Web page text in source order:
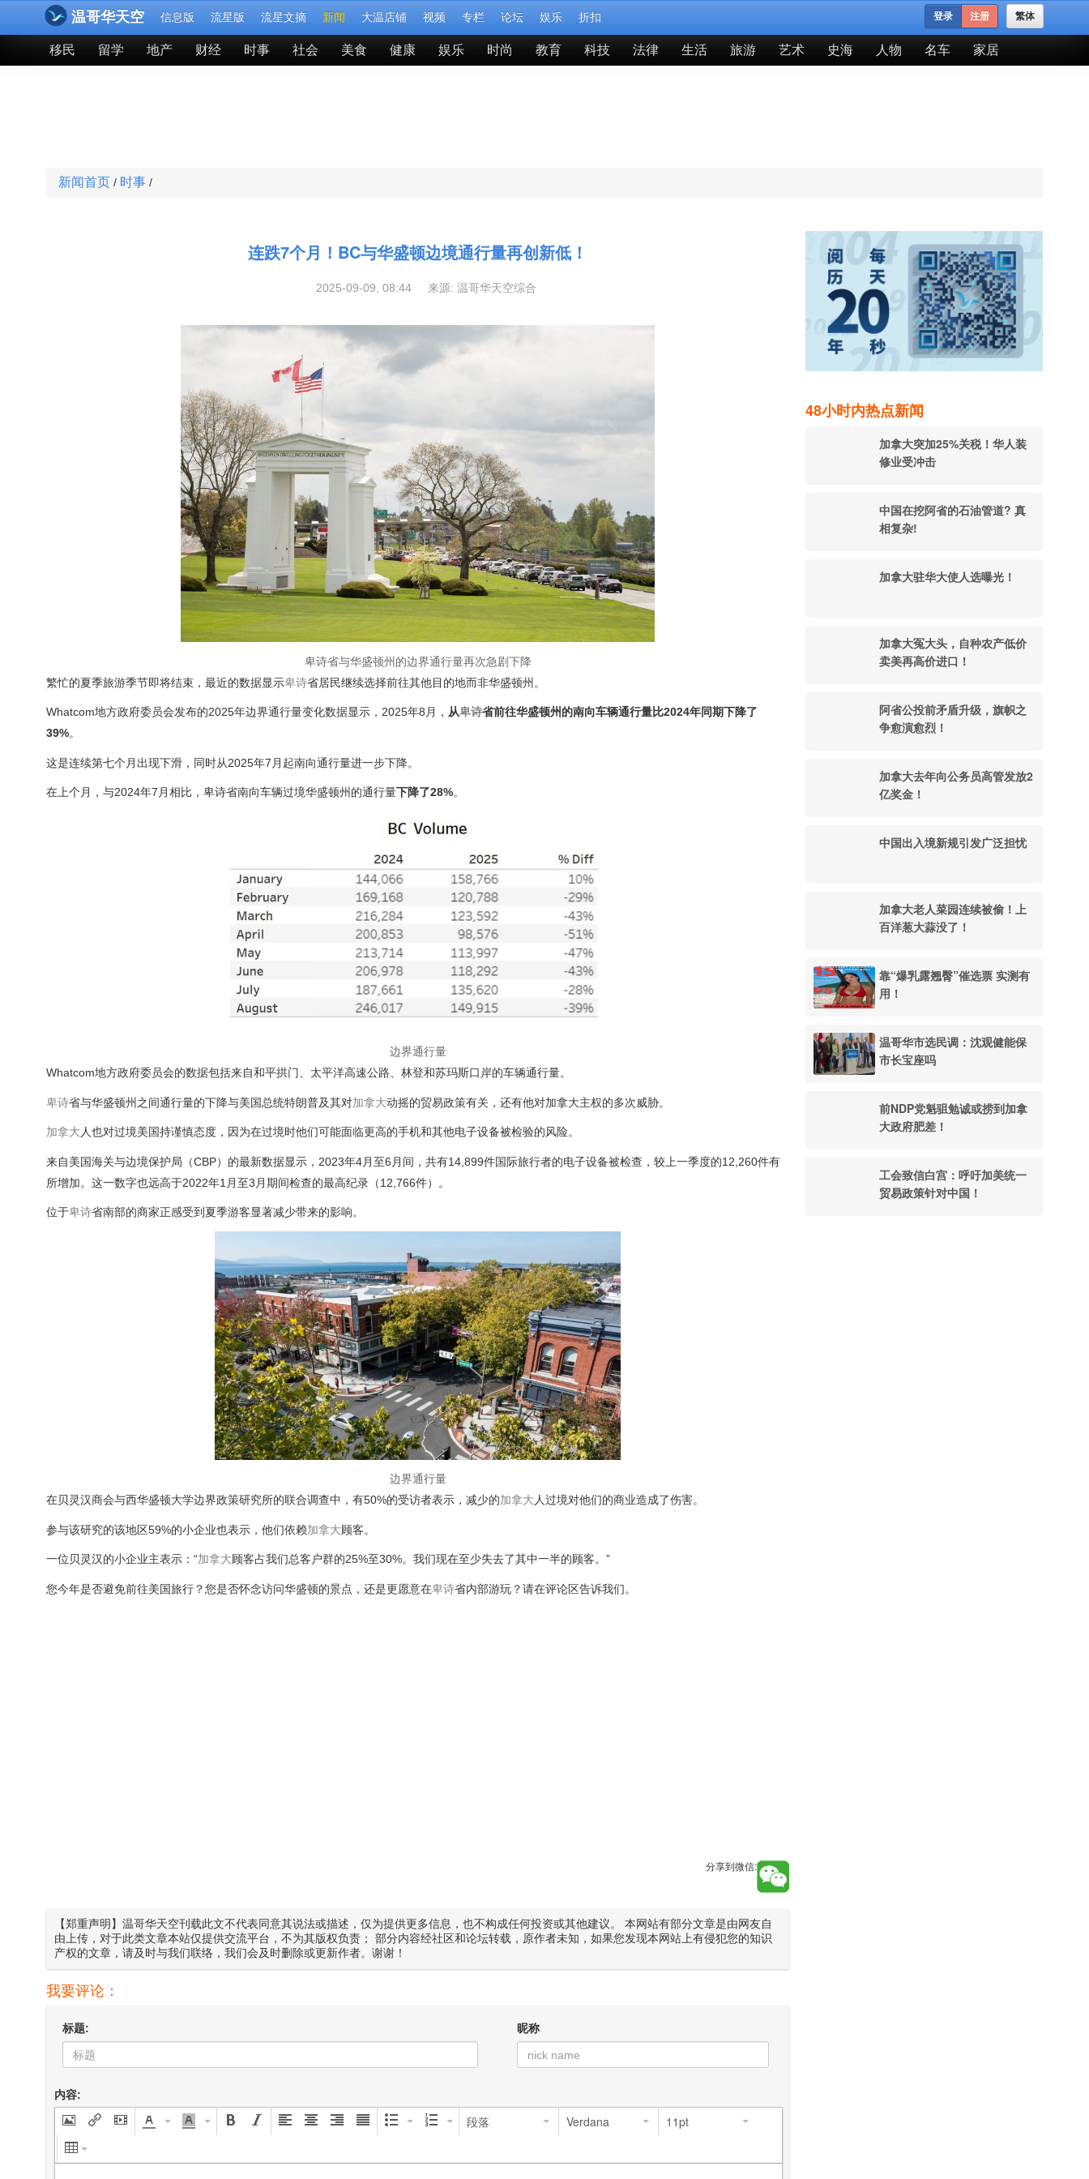
温哥华天空 信息版 流星版 流星文摘 新闻 大温店铺 视频 专栏 论坛 娱乐 折扣 繁体
登录 注册
移民 留学 地产 财经 时事 社会 美食 健康 娱乐 时尚 教育 科技 法律 生活 旅游 艺术 史海 人物 名车 家居
新闻首页 / 时事 /
连跌7个月！BC与华盛顿边境通行量再创新低！
2025-09-09, 08:44 来源: 温哥华天空综合
卑诗省与华盛顿州的边界通行量再次急剧下降
繁忙的夏季旅游季节即将结束，最近的数据显示卑诗省居民继续选择前往其他目的地而非华盛顿州。
Whatcom地方政府委员会发布的2025年边界通行量变化数据显示，2025年8月， 从卑诗省前往华盛顿州的南向车辆通行量比2024年同期下降了
39%。
这是连续第七个月出现下滑，同时从2025年7月起南向通行量进一步下降。
在上个月，与2024年7月相比，卑诗省南向车辆过境华盛顿州的通行量下降了28%。
边界通行量
Whatcom地方政府委员会的数据包括来自和平拱门、太平洋高速公路、林登和苏玛斯口岸的车辆通行量。
卑诗省与华盛顿州之间通行量的下降与美国总统特朗普及其对加拿大动摇的贸易政策有关，还有他对加拿大主权的多次威胁。
加拿大 人也对过境美国持谨慎态度，因为在过境时他们可能面临更高的手机和其他电子设备被检验的风险。
来自美国海关与边境保护局（CBP）的最新数据显示，2023年4月至6月间，共有14,899件国际旅行者的电子设备被检查，较上一季度的12,260件有
所增加。这一数字也远高于2022年1月至3月期间检查的最高纪录（12,766件）。
位于卑诗省南部的商家正感受到夏季游客显著减少带来的影响。
边界通行量
在贝灵汉商会与西华盛顿大学边界政策研究所的联合调查中，有50%的受访者表示，减少的加拿大 人过境对他们的商业造成了伤害。
参与该研究的该地区59%的小企业也表示，他们依赖加拿大顾客。
一位贝灵汉的小企业主表示：“加拿大顾客占我们总客户群的25%至30%。我们现在至少失去了其中一半的顾客。”
您今年是否避免前往美国旅行？您是否怀念访问华盛顿的景点，还是更愿意在卑诗省内部游玩？请在评论区告诉我们。
分享到微信:
【郑重声明】温哥华天空刊载此文不代表同意其说法或描述，仅为提供更多信息，也不构成任何投资或其他建议。 本网站有部分文章是由网友自
由上传，对于此类文章本站仅提供交流平台，不为其版权负责； 部分内容经社区和论坛转载，原作者未知，如果您发现本网站上有侵犯您的知识
产权的文章，请及时与我们联络，我们会及时删除或更新作者。谢谢！
我要评论：
标题: 昵称
内容:
段落 Verdana 11pt
48小时内热点新闻
加拿大突加25%关税！华人装
修业受冲击
中国在挖阿省的石油管道? 真
相复杂!
加拿大驻华大使人选曝光！
加拿大冤大头，自种农产低价
卖美再高价进口！
阿省公投前矛盾升级，旗帜之
争愈演愈烈！
加拿大去年向公务员高管发放2
亿奖金！
中国出入境新规引发广泛担忧
加拿大老人菜园连续被偷！上
百洋葱大蒜没了！
靠“爆乳露翘臀”催选票 实测有
用！
温哥华市选民调：沈观健能保
市长宝座吗
前NDP党魁驵勉诚或捞到加拿
大政府肥差！
工会致信白宫：呼吁加美统一
贸易政策针对中国！